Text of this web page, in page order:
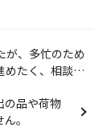
が、多忙のため
めたく、相談し
の品や荷物
。